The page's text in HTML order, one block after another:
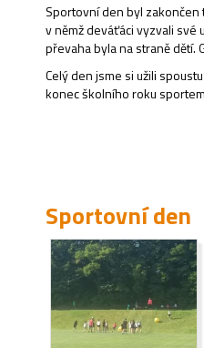
Sportovní den byl
v němž deváťáci vyzvali své
převaha byla na straně dětí.
Celý den jsme si užili
konec školního roku
Sportovní den